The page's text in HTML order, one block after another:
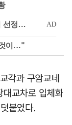
이…"
각과 구암교네
교차로 입체화
붙였다.